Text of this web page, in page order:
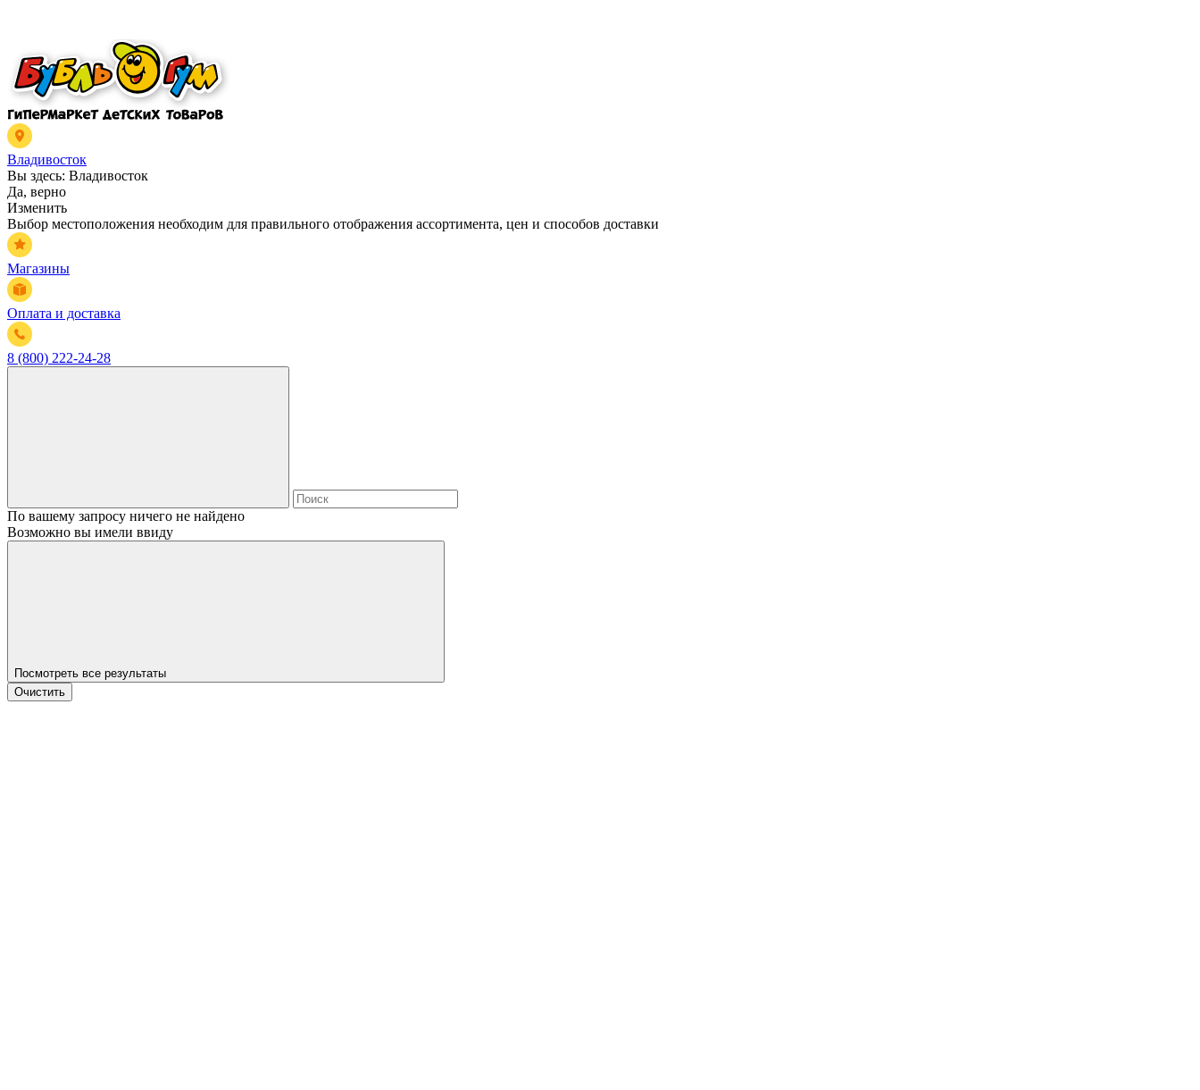
Владивосток
Вы здесь: Владивосток
Да, верно
Изменить
Выбор местоположения необходим для правильного отображения ассортимента, цен и способов доставки
Магазины
Оплата и доставка
8 (800) 222-24-28
По вашему запросу ничего не найдено
Возможно вы имели ввиду
Посмотреть все результаты
Очистить